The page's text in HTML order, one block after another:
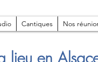
Cantiques Nos